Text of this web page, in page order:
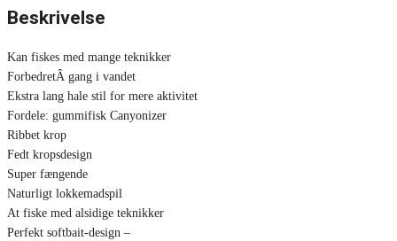
Beskrivelse
Kan fiskes med mange teknikker
ForbedretÂ gang i vandet
Ekstra lang hale stil for mere aktivitet
Fordele: gummifisk Canyonizer
Ribbet krop
Fedt kropsdesign
Super fængende
Naturligt lokkemadspil
At fiske med alsidige teknikker
Perfekt softbait-design –